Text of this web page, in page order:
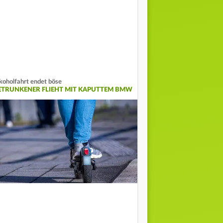
endet böse
FLIEHT MIT KAPUTTEM BMW